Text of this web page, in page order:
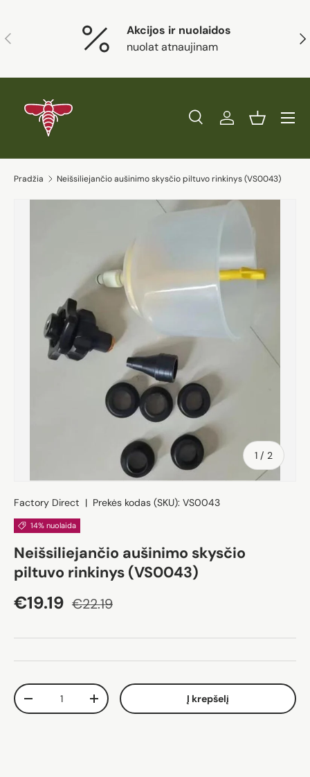
Ankstesnis
Akcijos ir nuolaidos
nuolat atnaujinam
Ieškoti
Prekės tipas
PaieškaPrisijungtiKrepšelis
Pradžia Neišsiliejančio aušinimo skysčio piltuvo rinkinys (VS0043)
1 / iš
2
Factory Direct | Prekės kodas (SKU): VS0043
14% nuolaida
Neišsiliejančio aušinimo skysčio
piltuvo rinkinys (VS0043)
Akcijos kaina
€19.19 Įprasta kaina
€22.19
Kiekis
Sumažinti kiekįPadidinti kiekį Į krepšelį